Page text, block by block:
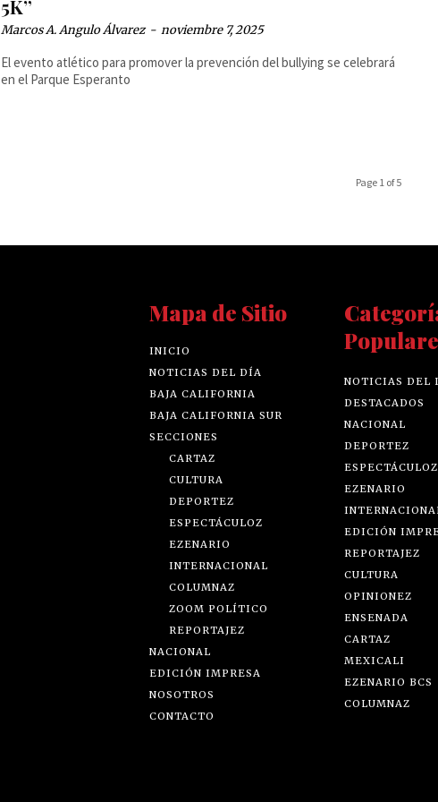
5K”
Marcos A. Angulo Álvarez - noviembre 7, 2025
El evento atlético para promover la prevención del bullying se celebrará
en el Parque Esperanto
Page 1 of 5
Mapa de Sitio
INICIO
NOTICIAS DEL DÍA
BAJA CALIFORNIA
BAJA CALIFORNIA SUR
SECCIONES
CARTAZ
CULTURA
DEPORTEZ
ESPECTÁCULOZ
EZENARIO
INTERNACIONAL
COLUMNAZ
ZOOM POLÍTICO
REPORTAJEZ
NACIONAL
EDICIÓN IMPRESA
NOSOTROS
CONTACTO
NOTICIAS DEL
DESTACADOS
NACIONAL
DEPORTEZ
ESPECTÁCULOZ
EZENARIO
EDICIÓN
REPORTAJEZ
CULTURA
OPINIONEZ
ENSENADA
CARTAZ
MEXICALI
EZENARIO BCS
COLUMNAZ